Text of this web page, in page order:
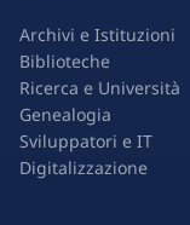
Archivi e Istituzioni
Biblioteche
Ricerca e Università
Genealogia
Sviluppatori e IT
Digitalizzazione